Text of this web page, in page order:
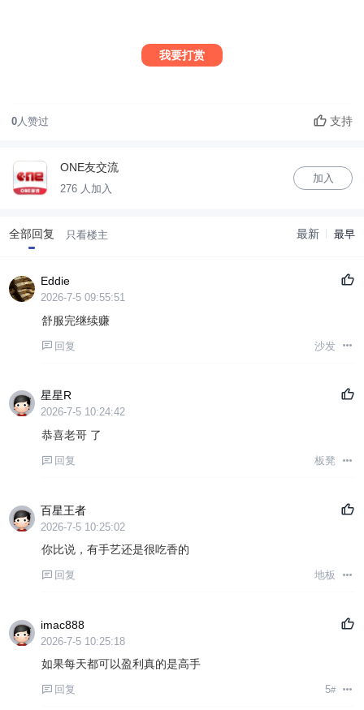
我要打赏
0 人赞过 支持
ONE友交流
276 人加入
加入
全部回复 只看楼主 最新 最早
Eddie
2026-7-5 09:55:51
舒服完继续赚
回复 沙发
星星R
2026-7-5 10:24:42
恭喜老哥 了
回复 板凳
百星王者
2026-7-5 10:25:02
你比说，有手艺还是很吃香的
回复 地板
imac888
2026-7-5 10:25:18
如果每天都可以盈利真的是高手
回复 5#